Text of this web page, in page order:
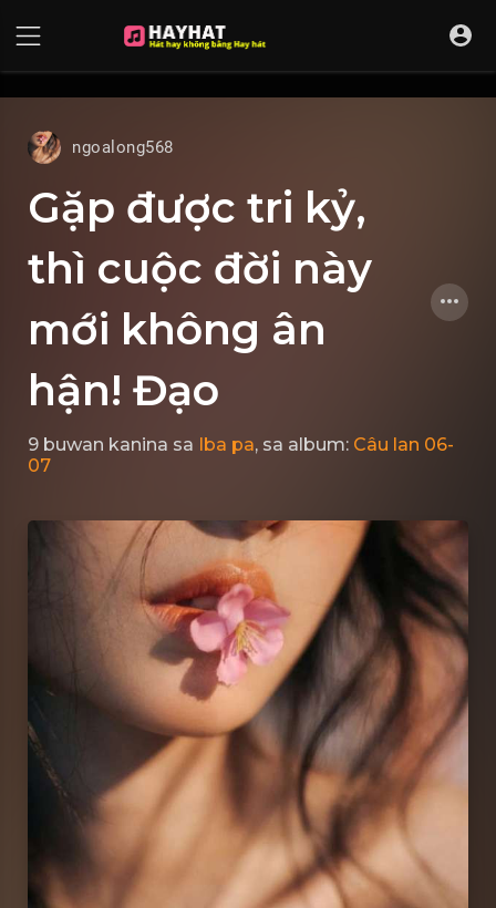
ngoalong568
Gặp được tri kỷ,
thì cuộc đời này
mới không ân
hận! Đạo
9 buwan kanina sa Iba pa, sa album: Câu lan 06-
07